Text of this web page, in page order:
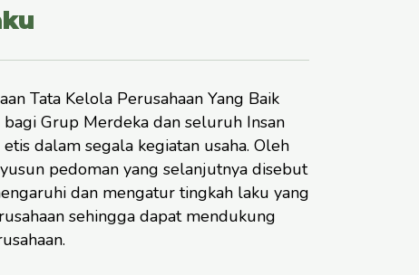
Tata Kelola Perusahaan Yang Baik
Grup Merdeka dan seluruh Insan
dalam segala kegiatan usaha. Oleh
pedoman yang selanjutnya disebut
dan mengatur tingkah laku yang
sehingga dapat mendukung